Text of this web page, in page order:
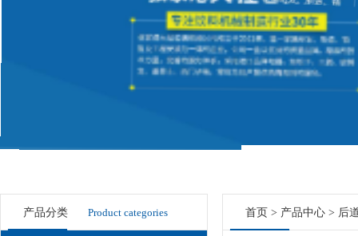
产品分类 Product categories 首页 > 产品中心 > 后